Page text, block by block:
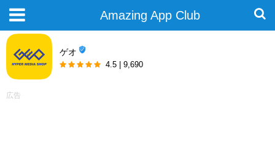
Amazing App Club
ゲオ
4.5 | 9,690
広告